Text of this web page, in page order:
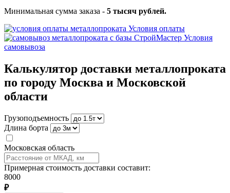
Минимальная сумма заказа - 5 тысяч рублей.
Условия оплаты
Условия
самовывоза
Калькулятор доставки металлопроката
по городу Москва и Московской
области
Грузоподъемность
Длина борта
Московская область
Примерная стоимость доставки составит:
8000
₽